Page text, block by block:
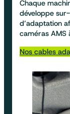
Chaque
développe
d’adaptation
caméras AMS
Nos cables